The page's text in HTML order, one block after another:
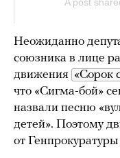
Неожиданно
союзника в лице
движения «Сорок
что «Сигма-бой»
назвали песню
детей». Поэтому
от